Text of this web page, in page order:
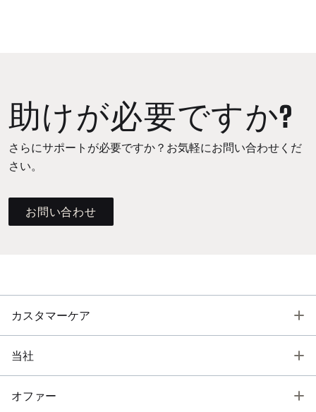
助けが必要ですか?
さらにサポートが必要ですか？お気軽にお問い合わせくだ
さい。
お問い合わせ
カスタマーケア
当社
オファー